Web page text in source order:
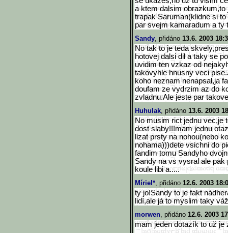
a ktem dalsim
trapak Saruman(klidne si
par svejm kamaradum a ty
Sandy, přidáno 13.6. 2003
No tak to je teda
hotovej dalsi dil a taky se
uvidim ten vzkaz od
takovyhle hnusny veci
koho neznam nenapsal,ja
doufam ze vydrzim az do
zvladnu.Ale jeste par
Huhulak, přidáno 13.6. 2003
No musim rict jednu vec,je
dost slaby!!!mam jednu
lizat prsty na nohou(nebo
nohama)))dete vsichni do
fandim tomu Sandyho
Sandy na vs vysral ale
koule libi a.....
Míriel*, přidáno 12.6. 2003
ty jo!Sandy to je fakt
lidí,ale já to myslim taky
morwen, přidáno 12.6. 2003
mam jeden dotazík to už